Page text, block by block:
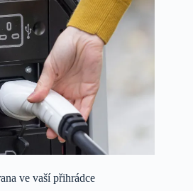
ve vaší přihrádce